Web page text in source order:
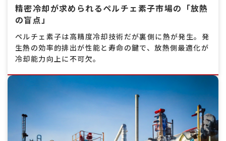
精密冷却が求められるペルチェ素子市場の「放熱
の盲点」
ペルチェ素子は高精度冷却技術だが裏側に熱が発生。発
生熱の効率的排出が性能と寿命の鍵で、放熱側最適化が
冷却能力向上に不可欠。